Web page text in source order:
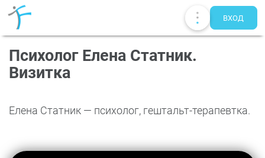
ВХОД
Психолог Елена Статник.
Визитка
Елена Статник — психолог, гештальт-терапевтка.